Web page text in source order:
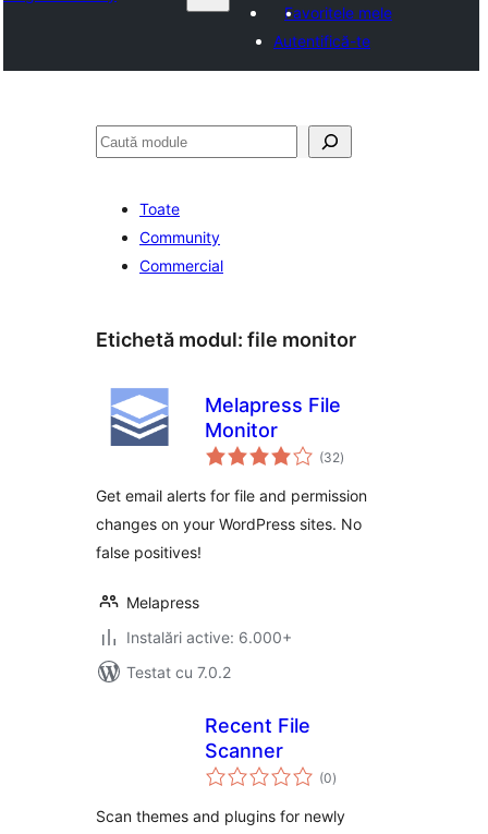
Favoritele mele
Autentifică-te
Caută
Toate
Community
Commercial
Etichetă modul: file monitor
Melapress File
Monitor
(32total
aprecieri
)
Get email alerts for file and permission
changes on your WordPress sites. No
false positives!
Melapress
Instalări active: 6.000+
Testat cu 7.0.2
Recent File
Scanner
(0total
aprecieri
)
Scan themes and plugins for newly